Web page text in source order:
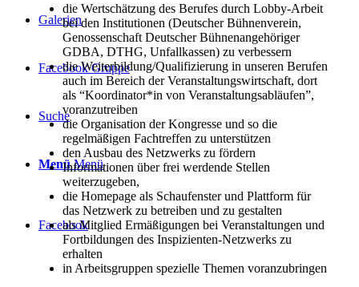
Galerien
Facebook Gruppe
Suche
Menü Menü
Facebook
die Wertschätzung des Berufes durch Lobby-Arbeit
bei den Institutionen (Deutscher Bühnenverein,
Genossenschaft Deutscher Bühnenangehöriger
GDBA, DTHG, Unfallkassen) zu verbessern
die Weiterbildung/Qualifizierung in unseren Berufen
auch im Bereich der Veranstaltungswirtschaft, dort
als “Koordinator*in von Veranstaltungsabläufen”,
voranzutreiben
die Organisation der Kongresse und so die
regelmäßigen Fachtreffen zu unterstützen
den Ausbau des Netzwerks zu fördern
Informationen über frei werdende Stellen
weiterzugeben,
die Homepage als Schaufenster und Plattform für
das Netzwerk zu betreiben und zu gestalten
als Mitglied Ermäßigungen bei Veranstaltungen und
Fortbildungen des Inspizienten-Netzwerks zu
erhalten
in Arbeitsgruppen spezielle Themen voranzubringen